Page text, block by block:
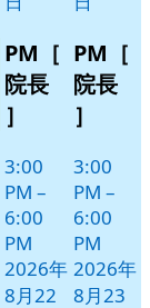
PM［
院長
］
3:00
PM –
6:00
PM
2026年
8月22
PM［
院長
］
3:00
PM –
6:00
PM
2026年
8月23